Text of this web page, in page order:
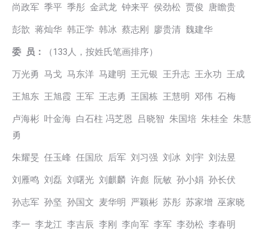
尚政军 季平 季彤 金武龙 钟来平 侯劲松 贾俊 唐瞻贵
彭歆 蒋灿华 韩正学 韩冰 蔡志刚 廖贵清 魏建华
委 员： （133人，按姓氏笔画排序）
万光勇 马戈 马东洋 马建明 王元银 王升志 王永功 王成
王旭东 王旭霞 王军 王志勇 王国栋 王慧明 邓伟 石梅
卢海彬 叶金海 白石柱 冯芝恩 吕晓智 朱国培 朱桂全 朱慧
勇
朱耀旻 任玉峰 任国欣 后军 刘习强 刘冰 刘宇 刘法昱
刘雁鸣 刘磊 刘曙光 刘麒麟 许彪 阮敏 孙小娟 孙长伏
孙志军 孙坚 孙国文 麦华明 严颖彬 苏彤 苏家增 巫家晓
李一 李龙江 李吉辰 李刚 李向军 李军 李劲松 李春明